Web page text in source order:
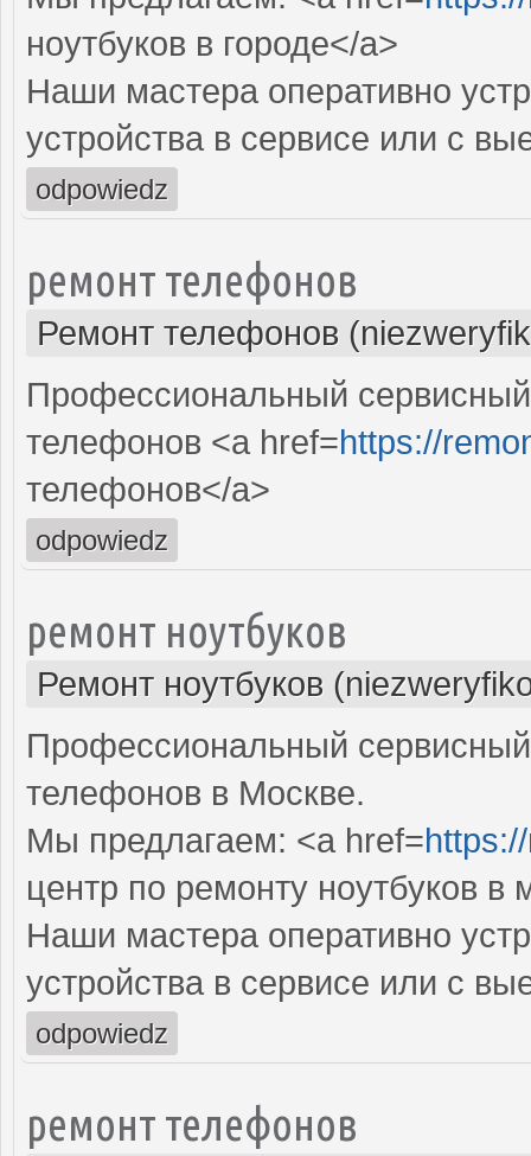
ноутбуков в городе</a>
Наши мастера оперативно
устройства в сервисе или с
odpowiedz
ремонт телефонов
Ремонт телефонов
Профессиональный
телефонов <a href=https://
телефонов</a>
odpowiedz
ремонт ноутбуков
Ремонт ноутбуков
Профессиональный
телефонов в Москве.
Мы предлагаем: <a href=
центр по ремонту ноутбуков в
Наши мастера оперативно
устройства в сервисе или с
odpowiedz
ремонт телефонов